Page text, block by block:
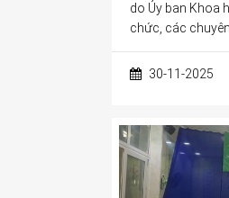
do Ủy ban Khoa
chức, các chuyên
30-11-2025